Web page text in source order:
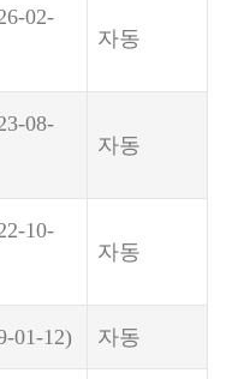
02-
자동
08-
자동
10-
자동
01-12) 자동